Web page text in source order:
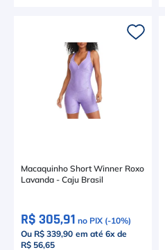
Macaquinho Short Winner Roxo
Lavanda - Caju Brasil
R$ 305,91 no PIX (-10%)
Ou R$ 339,90 em até 6x de
R$ 56,65